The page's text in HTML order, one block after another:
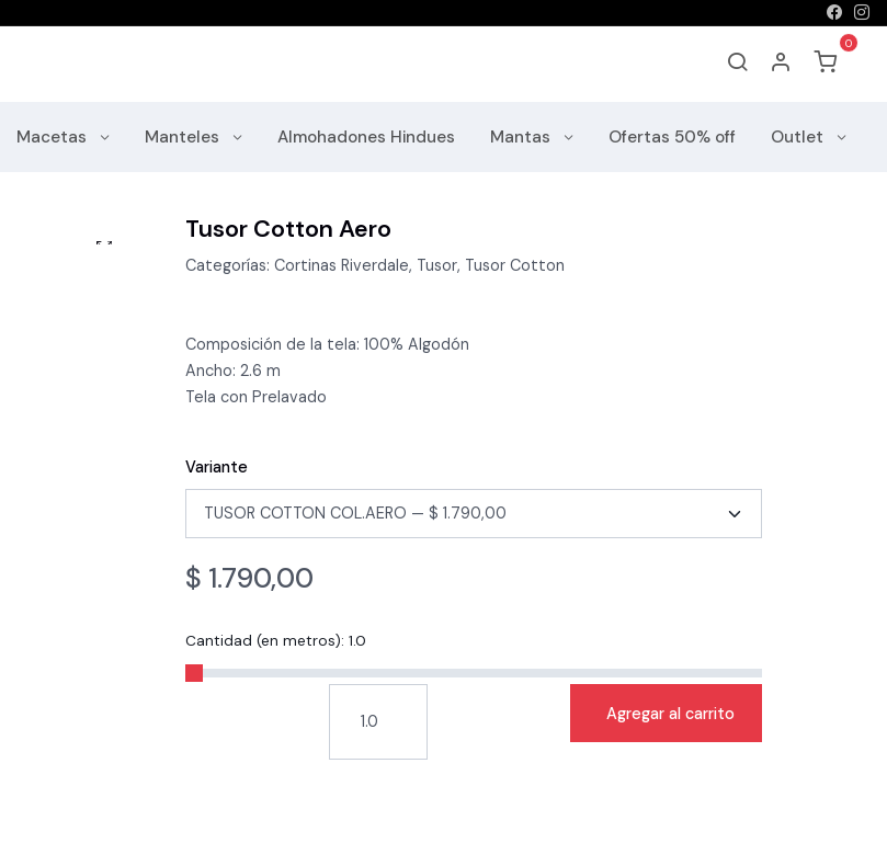
Macetas Manteles Almohadones Hindues Mantas Ofertas 50% off Outlet
Tusor Cotton Aero
Categorías: Cortinas Riverdale, Tusor, Tusor Cotton
Composición de la tela: 100% Algodón
Ancho: 2.6 m
Tela con Prelavado
Variante
$ 1.790,00
Cantidad (en metros): 1.0
Agregar al carrito